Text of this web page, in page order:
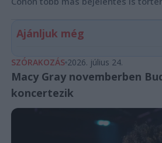
Ajánljuk még
SZÓRAKOZÁS 2026. július 24.
Macy Gray novemberben
koncertezik